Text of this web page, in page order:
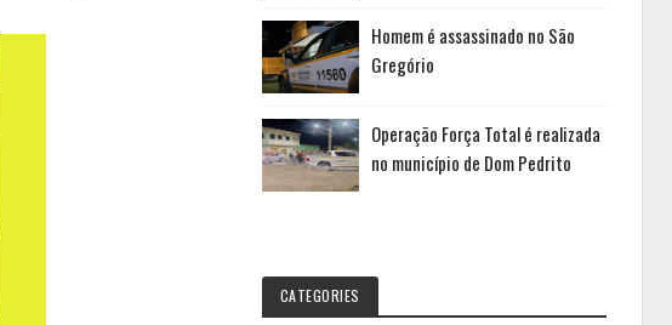
Homem é assassinado no São
Gregório
Operação Força Total é realizada
no município de Dom Pedrito
CATEGORIES